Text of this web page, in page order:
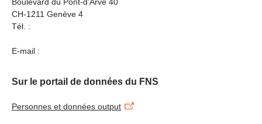
CH-1211 Genève 4
Tél. :
E-mail :
Sur le portail de données du FNS
Personnes et données output